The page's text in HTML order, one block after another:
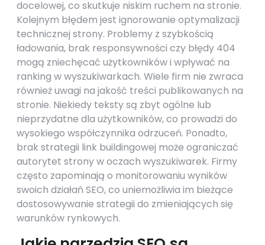
docelowej, co skutkuje niskim ruchem na stronie.
Kolejnym błędem jest ignorowanie optymalizacji
technicznej strony. Problemy z szybkością
ładowania, brak responsywności czy błędy 404
mogą zniechęcać użytkowników i wpływać na
ranking w wyszukiwarkach. Wiele firm nie zwraca
również uwagi na jakość treści publikowanych na
stronie. Niekiedy teksty są zbyt ogólne lub
nieprzydatne dla użytkowników, co prowadzi do
wysokiego współczynnika odrzuceń. Ponadto,
brak strategii link buildingowej może ograniczać
autorytet strony w oczach wyszukiwarek. Firmy
często zapominają o monitorowaniu wyników
swoich działań SEO, co uniemożliwia im bieżące
dostosowywanie strategii do zmieniających się
warunków rynkowych.